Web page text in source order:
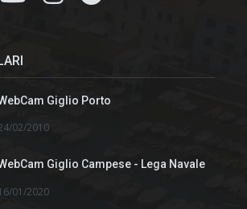
Giglio Porto
02/2010
Giglio Campese - Lega Navale
01/2020